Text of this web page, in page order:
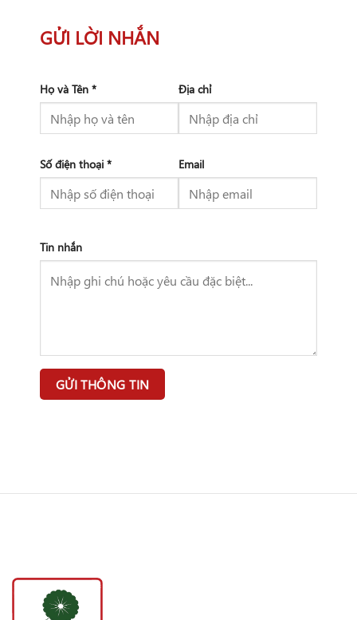
GỬI LỜI NHẮN
Họ và Tên *
Số điện thoại *
Địa chỉ
Email
Tin nhắn